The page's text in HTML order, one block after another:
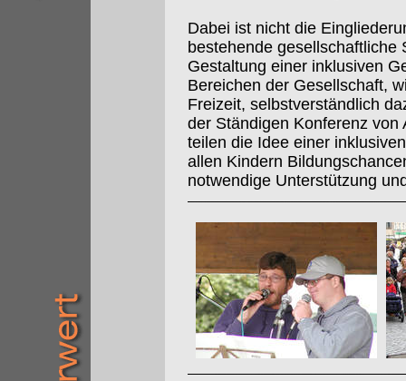
Dabei ist nicht die
bestehende gesellschaftliche
Gestaltung einer inklusiven
Bereichen der Gesellschaft,
Freizeit, selbstverständlich
der Ständigen Konferenz
teilen die Idee einer
allen Kindern
notwendige Unterstützung